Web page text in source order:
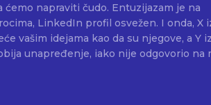
napraviti čudo. Entuzijazam je na
LinkedIn profil osvežen. I onda, X iz
vašim idejama kao da su njegove, a Y
unapređenje, iako nije odgovorio na